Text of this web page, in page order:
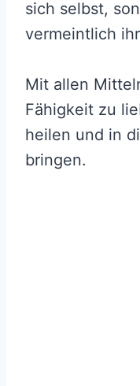
sich selbst,
vermeintlich
Mit allen
Fähigkeit zu
heilen und in
bringen.